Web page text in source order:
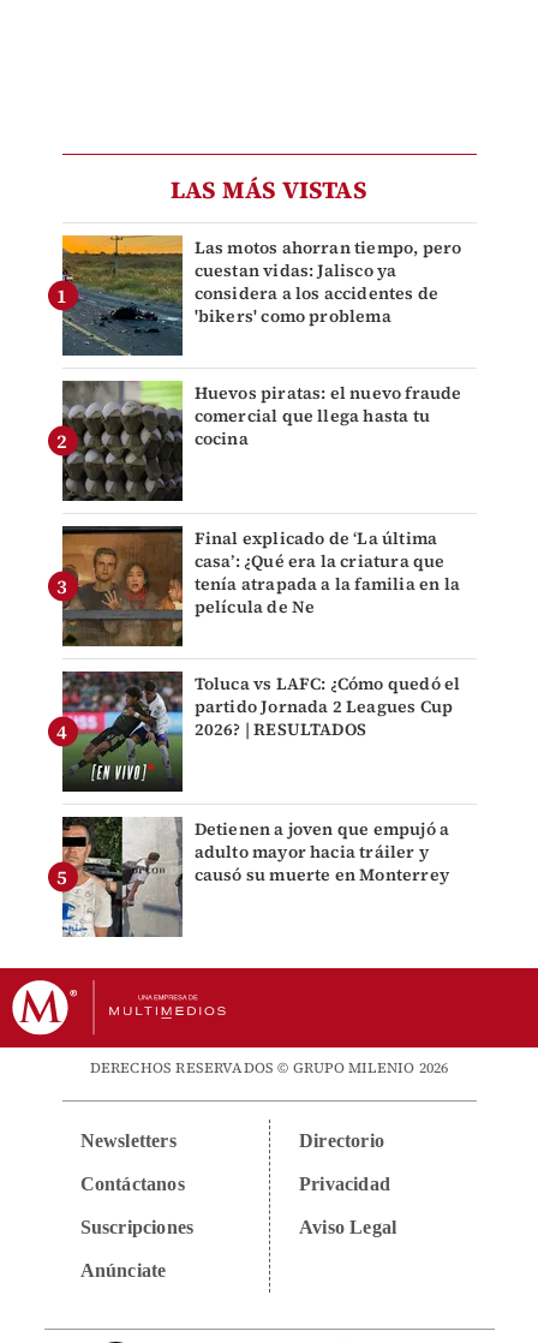
LAS MÁS VISTAS
Las motos ahorran tiempo, pero
cuestan vidas: Jalisco ya
considera a los accidentes de
'bikers' como problema
Huevos piratas: el nuevo fraude
comercial que llega hasta tu
cocina
Final explicado de ‘La última
casa’: ¿Qué era la criatura que
tenía atrapada a la familia en la
película de Ne
Toluca vs LAFC: ¿Cómo quedó el
partido Jornada 2 Leagues Cup
2026? | RESULTADOS
Detienen a joven que empujó a
adulto mayor hacia tráiler y
causó su muerte en Monterrey
DERECHOS RESERVADOS © GRUPO MILENIO 2026
Newsletters
Contáctanos
Suscripciones
Anúnciate
Directorio
Privacidad
Aviso Legal